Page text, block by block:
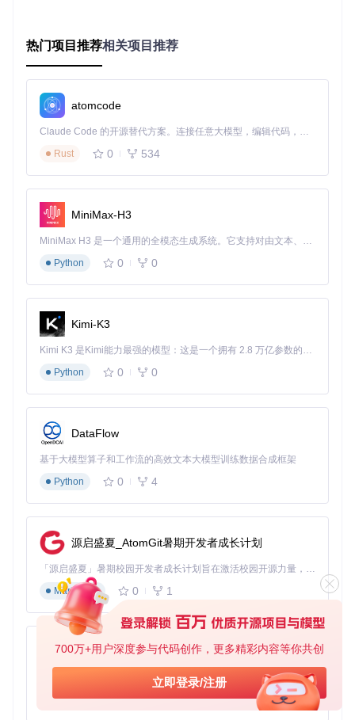
700万+用户深度参与代码创作，更多精彩内容等你共创
立即登录/注册
我的世界（Minecraft 1.14.3.json）
饥荒联机版（Dont Starve Together.json）
第四步：连接输入设备
将多个键盘、鼠标或控制器连接到电脑，系统会自动识别所有
享受多人游戏乐趣！
分屏游戏实用技巧与优化建议
窗口优先级设置：在多任务处理时，可通过 Alt+Tab 快速
设备快速切换
游戏窗口的对应关系，适应临时换人需求
性能监控工具：开启系统资源监控，当 CPU 占用超过8
0%时适当降低游戏画质，保持流畅运行
常见问题解决方案
游戏卡顿：关闭后台不必要程序，优先保证游戏进程资源分
配
设备识别问题
窗口显示异常
显示位置
分屏技术原理通俗解释
能服务员：
窗口管理：如同餐厅服务员安排座位，根据客人数量（玩家
数）合理分配餐桌（屏幕空间）
输入处理
：好比服务员准确记录每位客人的点餐（输入指
令），不会混淆订单
游戏协调：就像厨房协调系统，确保每个菜品（游戏实例）
按顺序制作（运行）
这种设计让多个游戏实例能够和谐共存，互不干扰，为每位玩
热门项目推荐相关项目推荐
atomcode
Claude Code 的开源替代方案。连接任意大模型，编辑代码，运行命令，自动验证 — 全自动执行。用 Rust 构建，极致性能。 ｜ An open-source alternative to Claude Code. Connect any LLM, edit code, run commands, and verify changes — autonomously. Built in Rust for speed. Get Started
Rust
0 534
MiniMax-H3
MiniMax H3 是一个通用的全模态生成系统。它支持对由文本、图像、视频和音频组成的多模态上下文进行统一理解，并能生成分辨率高达 2K、时长可达 15 秒的带原生立体声音频的视频。得益于面向任务泛化的系统设计，H3 在预训练阶段就已具备广泛的多模态上下文理解与生成能力，能够出色地执行复杂的多模态指令。
Python
0 0
Kimi-K3
Kimi K3 是Kimi能力最强的模型：这是一个拥有 2.8 万亿参数的混合专家（MoE）模型，具备原生视觉理解能力，并支持 100 万 token 的上下文窗口。
Python
0 0
DataFlow
基于大模型算子和工作流的高效文本大模型训练数据合成框架
Python
0 4
源启盛夏_AtomGit暑期开发者成长计划
「源启盛夏」暑期校园开发者成长计划旨在激活校园开源力量，通过积分激励、认证扶持、资源倾斜等形式，引导高校组织和开发者完成「入驻 — 建项目 — 做贡献 — 获认证 — 得资源」的完整闭环。无论你是想带领社团入驻平台的组织者，还是希望用代码贡献证明自己的开发者，都能在这里找到属于你的成长路径。
Markdown
0 1
py-xiaozhi
基于Python的Xiaozhi AI，适用于想要完整Xiaozhi体验而无需拥有专用硬件的用户。
Python
0 1